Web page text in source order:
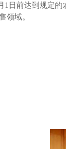
1日前达到规定
领域。